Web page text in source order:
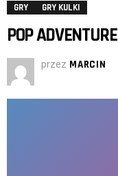
GRY GRY KULKI
POP ADVENTURE
przez MARCIN